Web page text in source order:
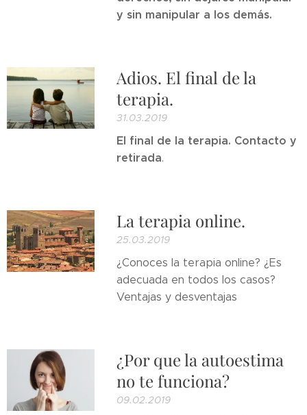
y sin manipular a los demás.
Adios. El final de la
terapia.
31.03.2019
El final de la terapia. Contacto y
retirada.
La terapia online.
25.03.2019
¿Conoces la terapia online? ¿Es
adecuada en todos los casos?
Ventajas y desventajas
¿Por que la autoestima
no te funciona?
09.02.2019